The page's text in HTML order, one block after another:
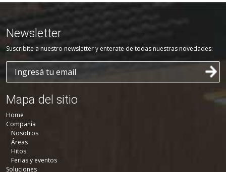
Newsletter
Suscribite a nuestro newsletter y enterate de todas nuestras novedades:
Mapa del sitio
Home
Compañía
Nosotros
Áreas
Hitos
Ferias y eventos
Soluciones